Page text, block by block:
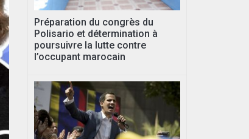
Préparation du congrès du
Polisario et détermination à
poursuivre la lutte contre
l’occupant marocain